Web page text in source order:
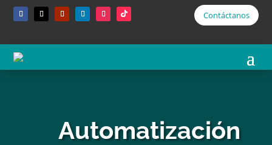
Contáctanos
Automatización